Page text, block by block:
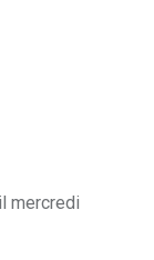
mercredi